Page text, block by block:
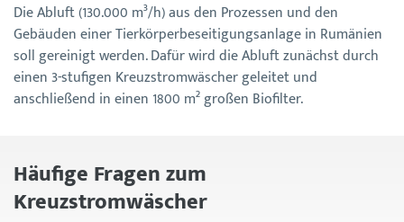
Die Abluft (130.000 m³/h) aus den Prozessen und den
Gebäuden einer Tierkörperbeseitigungsanlage in Rumänien
soll gereinigt werden. Dafür wird die Abluft zunächst durch
einen 3-stufigen Kreuzstromwäscher geleitet und
anschließend in einen 1800 m² großen Biofilter.
Häufige Fragen zum
Kreuzstromwäscher